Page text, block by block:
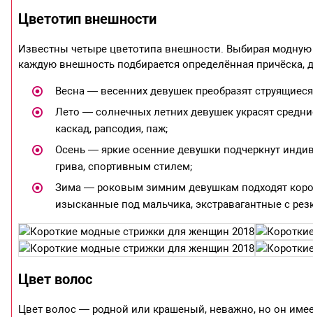
Цветотип внешности
Известны четыре цветотипа внешности. Выбирая
каждую внешность подбирается определённая
Весна — весенних девушек преобразят
Лето — солнечных летних девушек украсят
каскад, рапсодия, паж;
Осень — яркие осенние девушки подчеркнут
грива, спортивным стилем;
Зима — роковым зимним девушкам подходят
изысканные под мальчика, экстравагантные с
Цвет волос
Цвет волос — родной или крашеный, неважно, но он